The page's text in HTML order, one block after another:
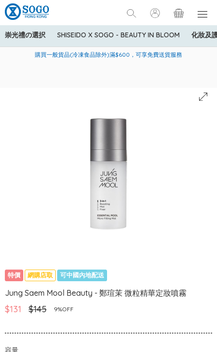
崇光禮の選択 SHISEIDO X SOGO - BEAUTY IN BLOOM 化妝及
美國運通Explorer®信用卡會員購物禮遇：高達5%簽賬回贈！
購買一般貨品(冷凍食品除外)滿$600，可享免費送貨服務
寄送中國內地服務只適用於指定商品，若訂單金額少於HK$600(折
特價 網購店取 可中國內地配送
Jung Saem Mool Beauty - 鄭瑄茉 微粒精華定妝噴霧
$131 $145 9%OFF
容量